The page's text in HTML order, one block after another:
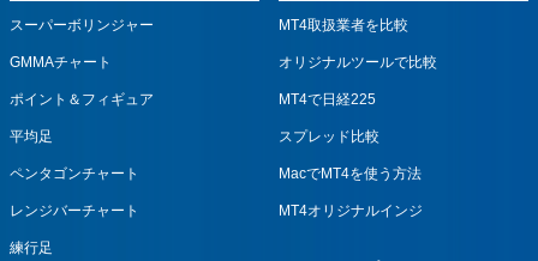
スーパーボリンジャー
GMMAチャート
ポイント＆フィギュア
平均足
ペンタゴンチャート
レンジバーチャート
練行足
MT4取扱業者を比較
オリジナルツールで比較
MT4で日経225
スプレッド比較
MacでMT4を使う方法
MT4オリジナルインジ